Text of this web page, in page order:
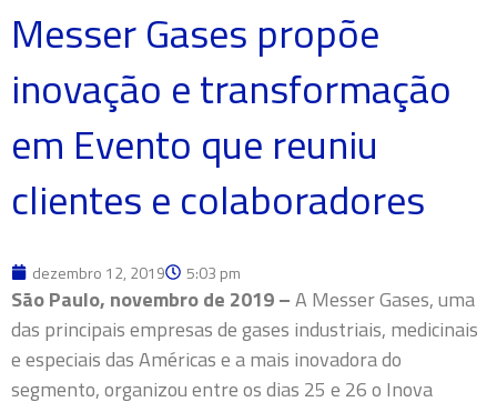
Messer Gases propõe
inovação e transformação
em Evento que reuniu
clientes e colaboradores
dezembro 12, 2019 5:03 pm
São Paulo, novembro de 2019 –A Messer Gases, uma
das principais empresas de gases industriais, medicinais
e especiais das Américas e a mais inovadora do
segmento, organizou entre os dias 25 e 26 o Inova